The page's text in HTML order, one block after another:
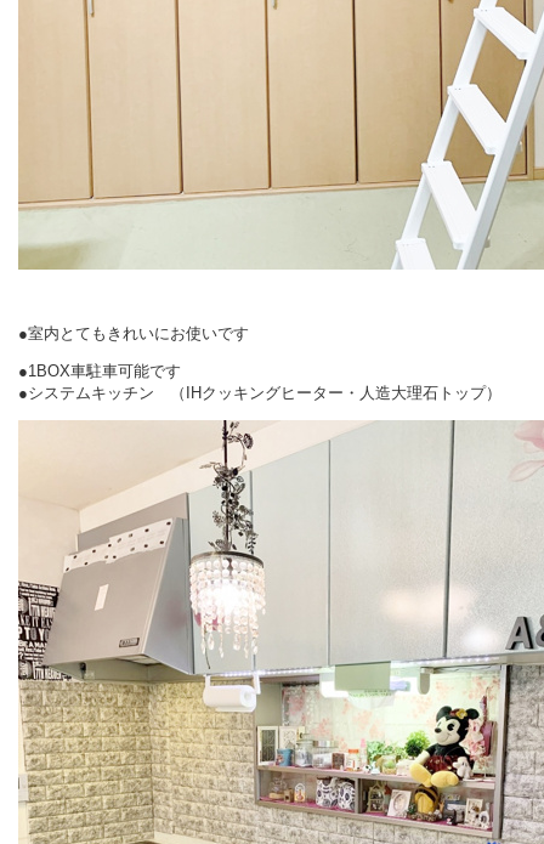
●室内とてもきれいにお使いです
●1BOX車駐車可能です
●システムキッチン （IHクッキングヒーター・人造大理石トップ）